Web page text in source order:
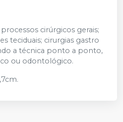
cirúrgicos gerais;
teciduais; cirurgias gastro
a técnica ponto a ponto,
ou odontológico.